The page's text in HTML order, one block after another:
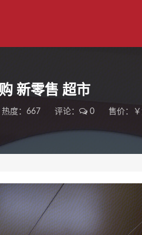
新零售 超市
热度：667 评论： 0 售价：